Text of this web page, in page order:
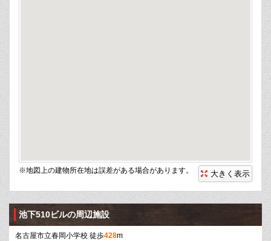
※地図上の建物所在地は誤差がある場合があります。 大きく表示
池下510ビルの周辺施設
名古屋市立春岡小学校 徒歩428m